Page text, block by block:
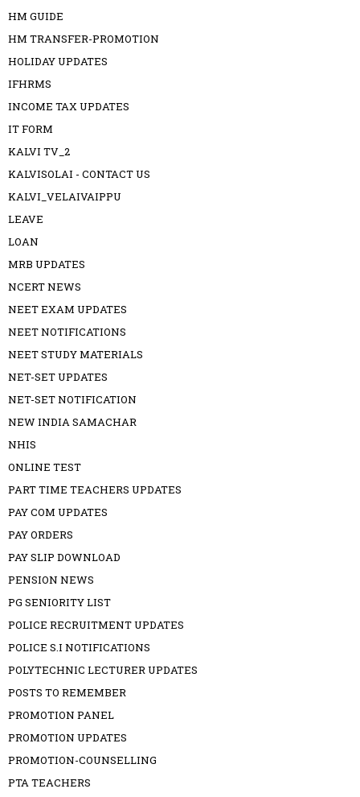
HM GUIDE
HM TRANSFER-PROMOTION
HOLIDAY UPDATES
IFHRMS
INCOME TAX UPDATES
IT FORM
KALVI TV_2
KALVISOLAI - CONTACT US
KALVI_VELAIVAIPPU
LEAVE
LOAN
MRB UPDATES
NCERT NEWS
NEET EXAM UPDATES
NEET NOTIFICATIONS
NEET STUDY MATERIALS
NET-SET UPDATES
NET-SET NOTIFICATION
NEW INDIA SAMACHAR
NHIS
ONLINE TEST
PART TIME TEACHERS UPDATES
PAY COM UPDATES
PAY ORDERS
PAY SLIP DOWNLOAD
PENSION NEWS
PG SENIORITY LIST
POLICE RECRUITMENT UPDATES
POLICE S.I NOTIFICATIONS
POLYTECHNIC LECTURER UPDATES
POSTS TO REMEMBER
PROMOTION PANEL
PROMOTION UPDATES
PROMOTION-COUNSELLING
PTA TEACHERS